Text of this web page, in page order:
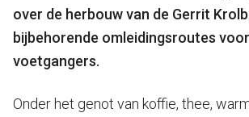
over de herbouw van de Gerrit
bijbehorende omleidingsroutes
voetgangers.
Onder het genot van koffie, thee,